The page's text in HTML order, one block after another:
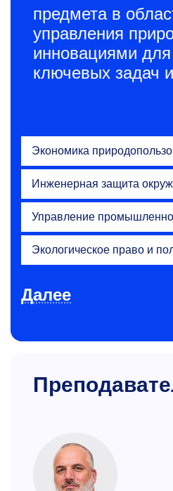
предмета в
управления
инновациями
ключевых задач
Экономика
Инженерная защита
Управление
Экологическое право и
Далее